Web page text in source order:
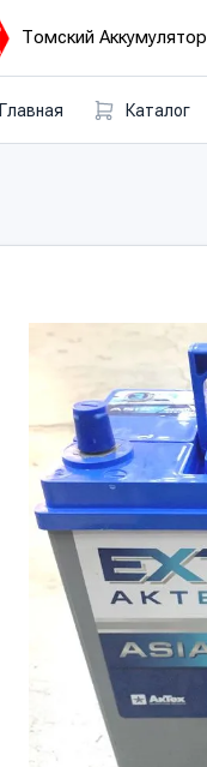
Томский Аккумулятор
Главная Каталог